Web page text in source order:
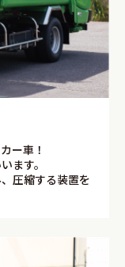
ー車！
ます。
圧縮する装置を